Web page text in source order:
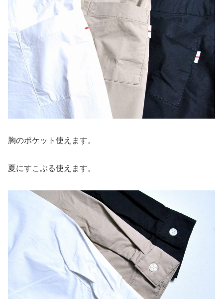
胸のポケット使えます。
夏にすこぶる使えます。